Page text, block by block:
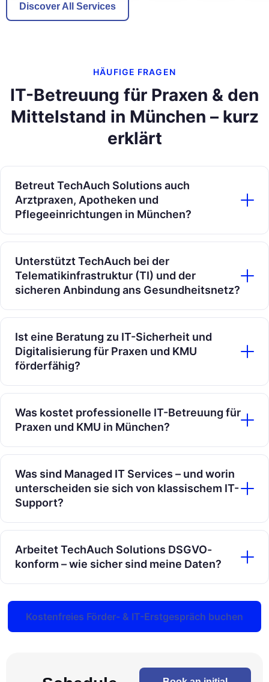
Discover All Services
HÄUFIGE FRAGEN
IT-Betreuung für Praxen & den
Mittelstand in München – kurz
erklärt
Betreut TechAuch Solutions auch
Arztpraxen, Apotheken und
Pflegeeinrichtungen in München?
Unterstützt TechAuch bei der
Telematikinfrastruktur (TI) und der
sicheren Anbindung ans Gesundheitsnetz?
Ist eine Beratung zu IT-Sicherheit und
Digitalisierung für Praxen und KMU
förderfähig?
Was kostet professionelle IT-Betreuung für
Praxen und KMU in München?
Was sind Managed IT Services – und worin
unterscheiden sie sich von klassischem IT-
Support?
Arbeitet TechAuch Solutions DSGVO-
konform – wie sicher sind meine Daten?
Kostenfreies Förder- & IT-Erstgespräch buchen